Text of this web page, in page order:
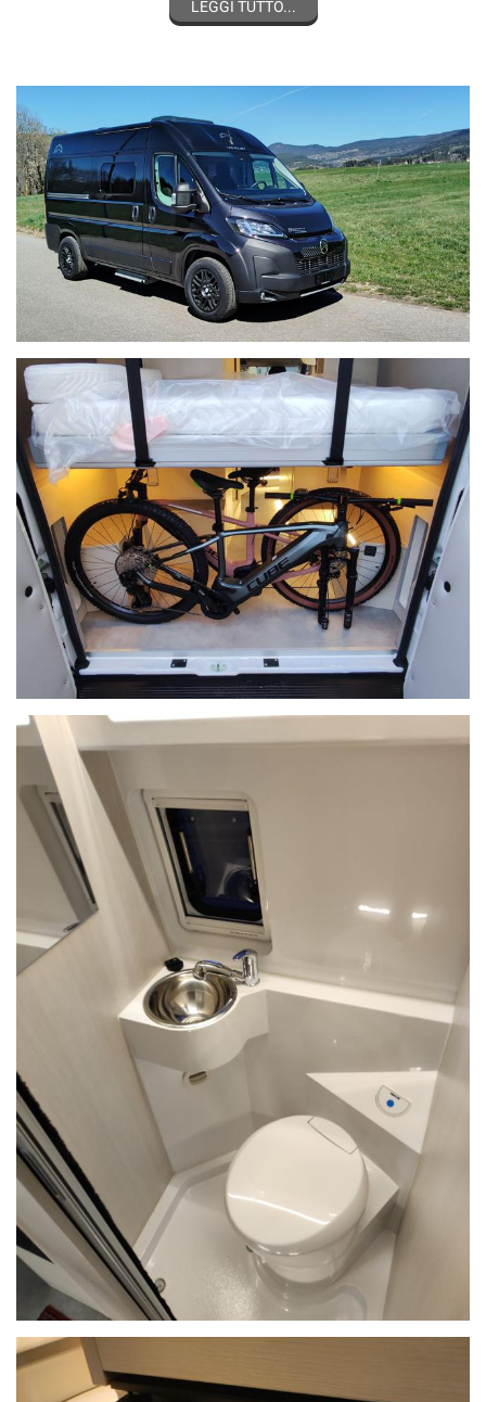
ruota di scorta con attrezzi per sostituzione - p
eso complessivo 3500kg
DOTAZIONE DI SERIE ALLESTIMENTO
isolamento termico pavimento, pareti, porte laterale e posteriori
letto sollevabile elettricamente -
oblò tetto 70x50 zona giorno
mobili multistrato bilaminato 19mm
locale WC-doccia impermeabile -
scalino salita elettrico
isofix ai sedili posteriori
frigo a compressore 86L
boiler trivalente: scambiatore/diesel/elettrico 20 L
serbatoio acque grigie 75lt -
riscaldamento Eberspaecher diesel
doccia esterna calda-fredda -
sedili anteriori girevoli
oscuratori parabrezza e porte anteriori
booster caricabatteria 60A
finestre filo telaio zanzariera e oscuratore
pannello controllo Imanager
sedili in tessuto disegno di serie
illuminazione interna Led dimerabile -
prese Shuko, 12V e USB
predisposizione per fotovoltaico, retrocamera, antenna TV
vernice metallizzata
ventilatore sopra letto posteriore MAXXFAN DELUXE con
telecomando
cucina induzione due fuochi
autoradio originale 10" con comandi al volante
sensori parcheggio posteriori
a richiesta: ruote in lega leggera 18"
LEGGI TUTTO...